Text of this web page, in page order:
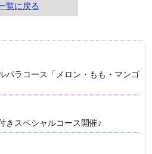
パラコース「メロン・もも・マンゴ
きスペシャルコース開催♪
覧に戻る